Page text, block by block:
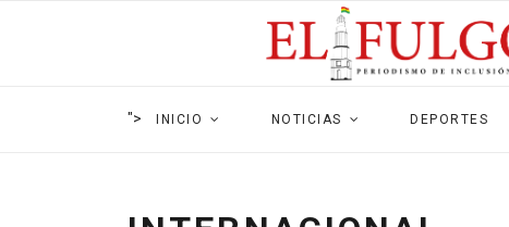
"> INICIO NOTICIAS DEPORTES